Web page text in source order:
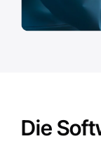
Die